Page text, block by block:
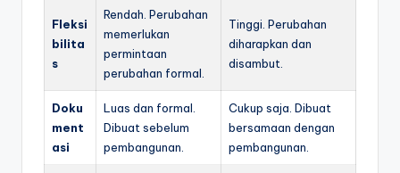
Fleksi
bilita
s
Rendah. Perubahan
memerlukan
permintaan
perubahan formal.
Tinggi. Perubahan
diharapkan dan
disambut.
Doku
ment
asi
Luas dan formal.
Dibuat sebelum
pembangunan.
Cukup saja. Dibuat
bersamaan dengan
pembangunan.